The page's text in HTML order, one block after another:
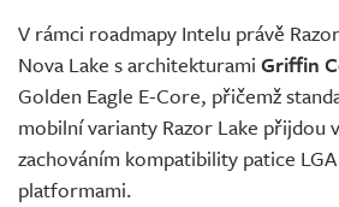
V rámci roadmapy Intelu právě
Nova Lake s architekturami Griffin
Golden Eagle E-Core, přičemž
mobilní varianty Razor Lake přijdou
zachováním kompatibility patice
platformami.